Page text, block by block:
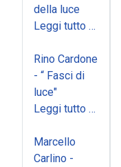
della luce
Leggi tutto …
Rino Cardone
- “ Fasci di
luce"
Leggi tutto …
Marcello
Carlino -